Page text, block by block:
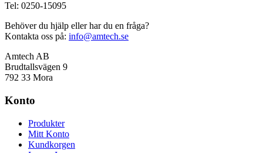
Tel: 0250-15095
Behöver du hjälp eller har du en fråga?
Kontakta oss på: info@amtech.se
Amtech AB
Brudtallsvägen 9
792 33 Mora
Konto
Produkter
Mitt Konto
Kundkorgen